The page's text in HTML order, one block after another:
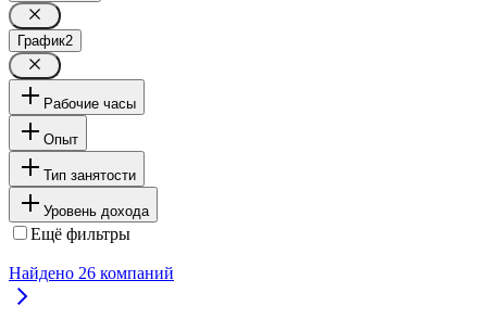
График2
Рабочие часы
Опыт
Тип занятости
Уровень дохода
Ещё фильтры
Найдено 26 компаний